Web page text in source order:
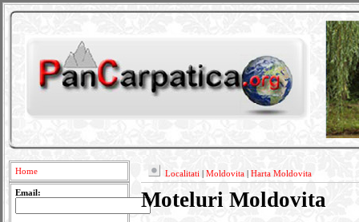
Home
Email:
Localitati Moldovita Harta Moldovita
Moteluri Moldovita